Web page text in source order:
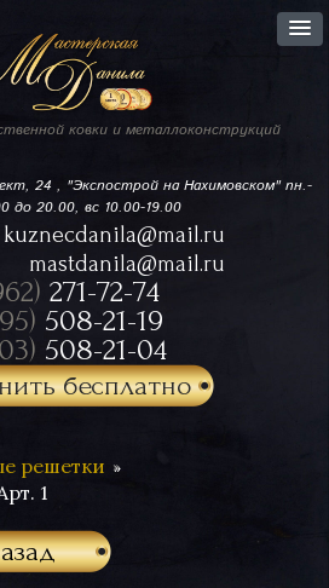
ковки и металлоконструкций
24 , "Экспострой на Нахимовском"пн.-
до 20.00, вс 10.00-19.00
kuznecdanila@mail.ru
mastdanila@mail.ru
271-72-74
508-21-19
508-21-04
бесплатно
решетки
1